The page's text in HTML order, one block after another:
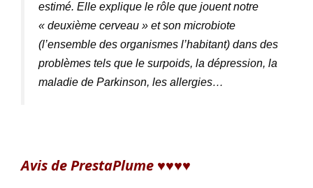
estimé. Elle explique le rôle que jouent notre
« deuxième cerveau » et son microbiote
(l’ensemble des organismes l’habitant) dans des
problèmes tels que le surpoids, la dépression, la
maladie de Parkinson, les allergies…
Avis de PrestaPlume ♥♥♥♥